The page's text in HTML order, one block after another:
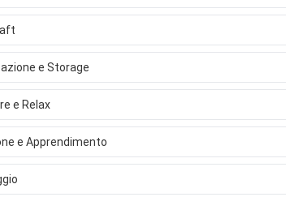
e Storage
e Relax
e Apprendimento